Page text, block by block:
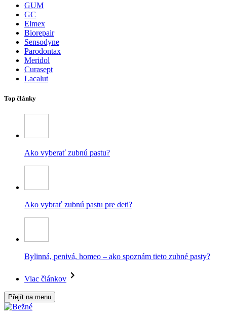
GUM
GC
Elmex
Biorepair
Sensodyne
Parodontax
Meridol
Curasept
Lacalut
Top články
Ako vyberať zubnú pastu?
Ako vybrať zubnú pastu pre deti?
Bylinná, penivá, homeo – ako spoznám tieto zubné pasty?
Viac článkov
Přejít na menu